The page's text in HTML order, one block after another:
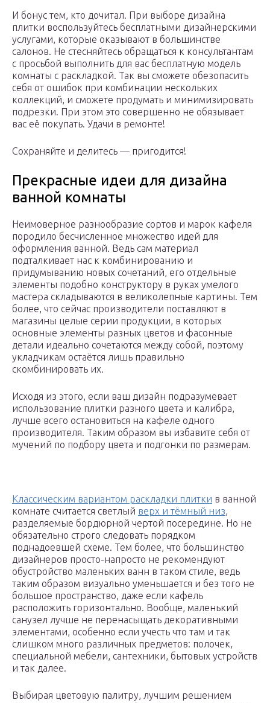
И бонус тем, кто дочитал. При выборе дизайна
плитки воспользуйтесь бесплатными дизайнерскими
услугами, которые оказывают в большинстве
салонов. Не стесняйтесь обращаться к консультантам
с просьбой выполнить для вас бесплатную модель
комнаты с раскладкой. Так вы сможете обезопасить
себя от ошибок при комбинации нескольких
коллекций, и сможете продумать и минимизировать
подрезки. При этом это совершенно не обязывает
вас её покупать. Удачи в ремонте!
Сохраняйте и делитесь — пригодится!
Прекрасные идеи для дизайна
ванной комнаты
Неимоверное разнообразие сортов и марок кафеля
породило бесчисленное множество идей для
оформления ванной. Ведь сам материал
подталкивает нас к комбинированию и
придумыванию новых сочетаний, его отдельные
элементы подобно конструктору в руках умелого
мастера складываются в великолепные картины. Тем
более, что сейчас производители поставляют в
магазины целые серии продукции, в которых
основные элементы разных цветов и фасонные
детали идеально сочетаются между собой, поэтому
укладчикам остаётся лишь правильно
скомбинировать их.
Исходя из этого, если ваш дизайн подразумевает
использование плитки разного цвета и калибра,
лучше всего остановиться на кафеле одного
производителя. Таким образом вы избавите себя от
мучений по подбору цвета и подгонки по размерам.
Классическим вариантом раскладки плитки в ванной
комнате считается светлый верх и тёмный низ,
разделяемые бордюрной чертой посередине. Но не
обязательно строго следовать порядком
поднадоевшей схеме. Тем более, что большинство
дизайнеров просто-напросто не рекомендуют
обустройство маленьких ванн в таком стиле, ведь
таким образом визуально уменьшается и без того не
большое пространство, даже если кафель
расположить горизонтально. Вообще, маленький
санузел лучше не перенасыщать декоративными
элементами, особенно если учесть что там и так
слишком много различных предметов: полочек,
специальной мебели, сантехники, бытовых устройств
и так далее.
Выбирая цветовую палитру, лучшим решением